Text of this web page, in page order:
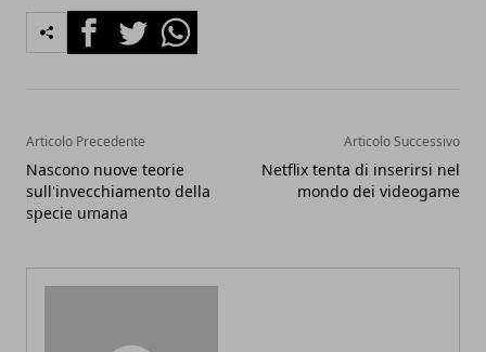
FacebookTwitterWhatsapp
Articolo Precedente
Nascono nuove teorie
sull'invecchiamento della
specie umana
Articolo Successivo
Netflix tenta di inserirsi nel
mondo dei videogame